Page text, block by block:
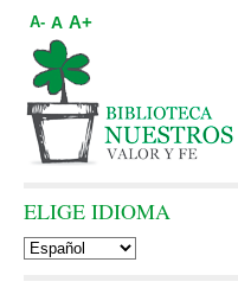
A- A A+
ELIGE IDIOMA